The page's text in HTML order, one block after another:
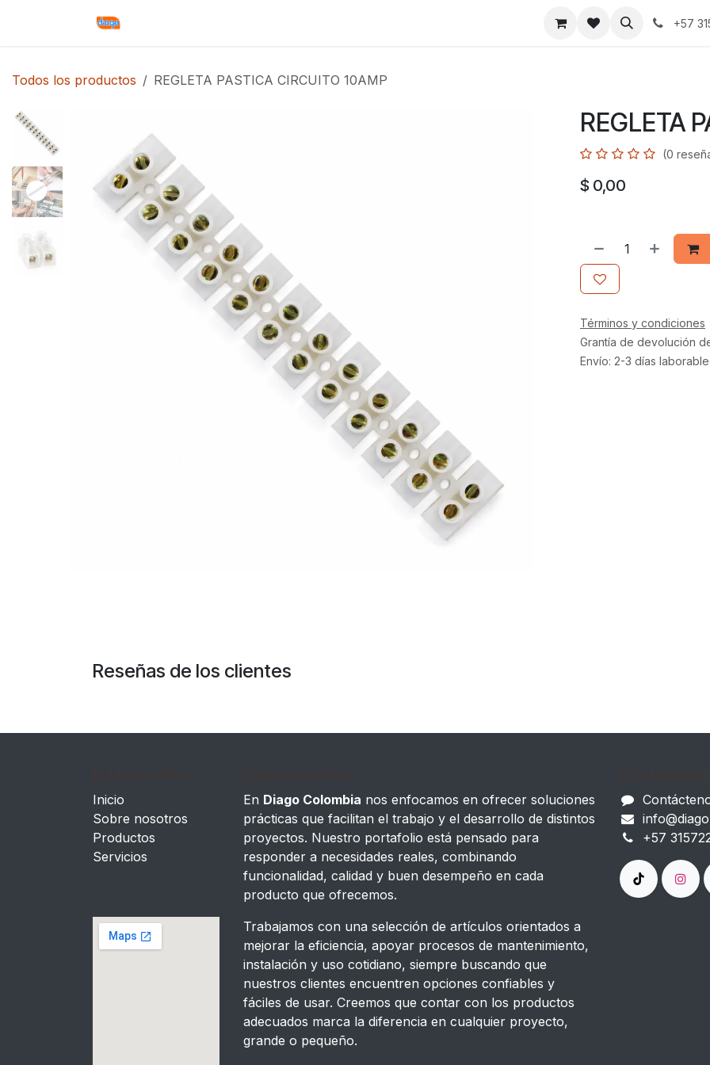
+57
Todos los productos REGLETA PASTICA CIRCUITO 10AMP
REGLETA
(0
$ 0,00
Términos y condiciones
Grantía de devolución
Envío: 2-3 días
Reseñas de los clientes
Inicio
Sobre nosotros
Productos
Servicios
En Diago Colombia nos enfocamos en ofrecer soluciones
prácticas que facilitan el trabajo y el desarrollo de distintos
proyectos. Nuestro portafolio está pensado para
responder a necesidades reales, combinando
funcionalidad, calidad y buen desempeño en cada
producto que ofrecemos.
Trabajamos con una selección de artículos orientados a
mejorar la eficiencia, apoyar procesos de mantenimiento,
instalación y uso cotidiano, siempre buscando que
nuestros clientes encuentren opciones confiables y
fáciles de usar. Creemos que contar con los productos
adecuados marca la diferencia en cualquier proyecto,
grande o pequeño.
+57